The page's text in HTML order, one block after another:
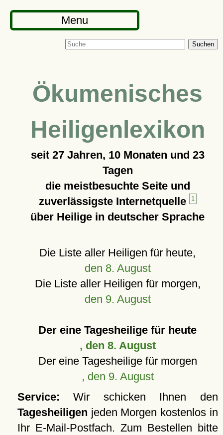
Menu
Suchen
Ökumenisches
Heiligenlexikon
seit 27 Jahren, 10 Monaten und 23
Tagen
die meistbesuchte Seite und
zuverlässigste Internetquelle
1
über Heilige in deutscher Sprache
Die Liste aller Heiligen für heute,
den 8. August
Die Liste aller Heiligen für morgen,
den 9. August
Der eine Tagesheilige für heute
, den 8. August
Der eine Tagesheilige für morgen
, den 9. August
Service: Wir schicken Ihnen den
Tagesheiligen jeden Morgen kostenlos in
Ihr E-Mail-Postfach. Zum Bestellen bitte